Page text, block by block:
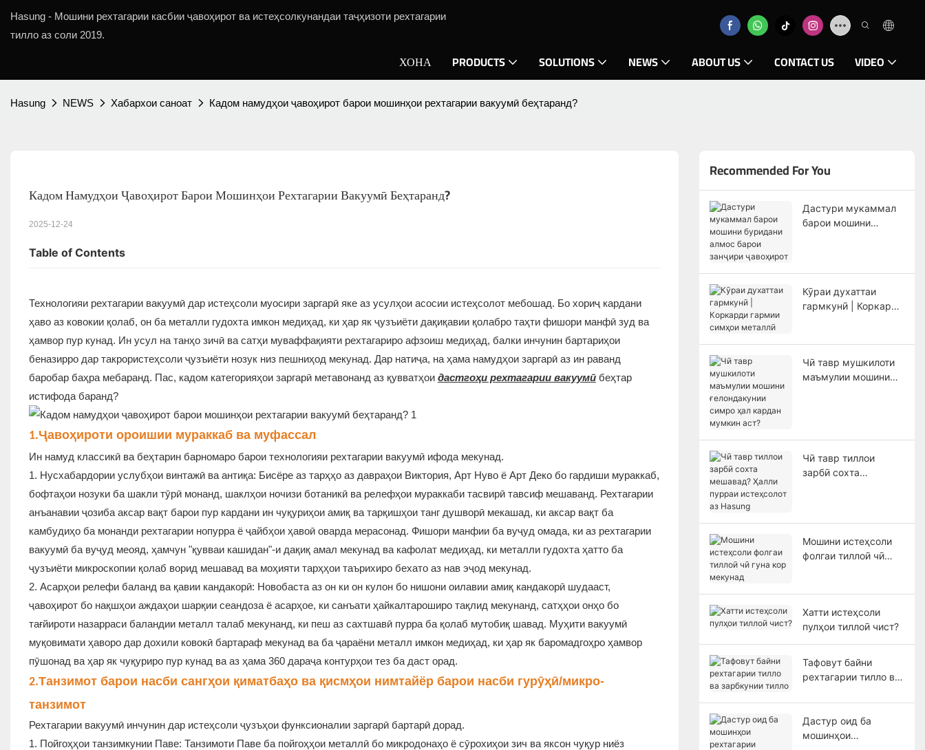
Hasung - Мошини рехтагарии касбии ҷавоҳирот ва истеҳсолкунандаи таҷҳизоти рехтагарии
тилло аз соли 2019.
ХОНА PRODUCTS SOLUTIONS NEWS ABOUT US CONTACT US VIDEO
Hasung NEWS Хабархои саноат Кадом намудҳои ҷавоҳирот барои мошинҳои рехтагарии вакуумӣ беҳтаранд?
Кадом Намудҳои Ҷавоҳирот Барои Мошинҳои Рехтагарии Вакуумӣ Беҳтаранд?
2025-12-24
Table of Contents
Технологияи рехтагарии вакуумӣ дар истеҳсоли муосири заргарӣ яке аз усулҳои асосии истеҳсолот мебошад. Бо хориҷ кардани
ҳаво аз ковокии қолаб, он ба металли гудохта имкон медиҳад, ки ҳар як ҷузъиёти дақиқавии қолабро таҳти фишори манфӣ зуд ва
ҳамвор пур кунад. Ин усул на танҳо зичӣ ва сатҳи муваффақияти рехтагариро афзоиш медиҳад, балки инчунин бартариҳои
беназирро дар такрористеҳсоли ҷузъиёти нозук низ пешниҳод мекунад. Дар натиҷа, на ҳама намудҳои заргарӣ аз ин раванд
баробар баҳра мебаранд. Пас, кадом категорияҳои заргарӣ метавонанд аз қувватҳои дастгоҳи рехтагарии вакуумӣбеҳтар
истифода баранд?
1.Ҷавоҳироти ороишии мураккаб ва муфассал
Ин намуд классикӣ ва беҳтарин барномаро барои технологияи рехтагарии вакуумӣ ифода мекунад.
1. Нусхабардории услубҳои винтажӣ ва антиқа: Бисёре аз тарҳҳо аз давраҳои Виктория, Арт Нуво ё Арт Деко бо гардиши мураккаб,
бофтаҳои нозуки ба шакли тӯрӣ монанд, шаклҳои ночизи ботаникӣ ва релефҳои мураккаби тасвирӣ тавсиф мешаванд. Рехтагарии
анъанавии ҷозиба аксар вақт барои пур кардани ин чуқуриҳои амиқ ва тарқишҳои танг душворӣ мекашад, ки аксар вақт ба
камбудиҳо ба монанди рехтагарии нопурра ё ҷайбҳои ҳавоӣ оварда мерасонад. Фишори манфии ба вуҷуд омада, ки аз рехтагарии
вакуумӣ ба вуҷуд меояд, ҳамчун "қувваи кашидан"-и дақиқ амал мекунад ва кафолат медиҳад, ки металли гудохта ҳатто ба
ҷузъиёти микроскопии қолаб ворид мешавад ва моҳияти тарҳҳои таърихиро бехато аз нав эҷод мекунад.
2. Асарҳои релефи баланд ва қавии кандакорӣ: Новобаста аз он ки он кулон бо нишони оилавии амиқ кандакорӣ шудааст,
ҷавоҳирот бо нақшҳои аждаҳои шарқии сеандоза ё асарҳое, ки санъати ҳайкалтароширо тақлид мекунанд, сатҳҳои онҳо бо
тағйироти назарраси баландии металл талаб мекунанд, ки пеш аз сахтшавӣ пурра ба қолаб мутобиқ шавад. Муҳити вакуумӣ
муқовимати ҳаворо дар дохили ковокӣ бартараф мекунад ва ба ҷараёни металл имкон медиҳад, ки ҳар як баромадгоҳро ҳамвор
пӯшонад ва ҳар як чуқуриро пур кунад ва аз ҳама 360 дараҷа контурҳои тез ба даст орад.
2.Танзимот барои насби сангҳои қиматбаҳо ва қисмҳои нимтайёр барои насби гурӯҳӣ/микро-
танзимот
Рехтагарии вакуумӣ инчунин дар истеҳсоли ҷузъҳои функсионалии заргарӣ бартарӣ дорад.
1. Пойгоҳҳои танзимкунии Паве: Танзимоти Паве ба пойгоҳҳои металлӣ бо микродонаҳо ё сӯрохиҳои зич ва яксон чуқур ниёз
Recommended For You
Дастури мукаммал
барои мошини
Кӯраи духаттаи
гармкунӣ | Коркарди
Чӣ тавр мушкилоти
маъмулии мошини
Чӣ тавр тиллои
зарбӣ сохта
Мошини истеҳсоли
фолгаи тиллоӣ чӣ
Хатти истеҳсоли
пулҳои тиллоӣ чист?
Тафовут байни
рехтагарии тилло ва
Дастур оид ба
мошинҳои